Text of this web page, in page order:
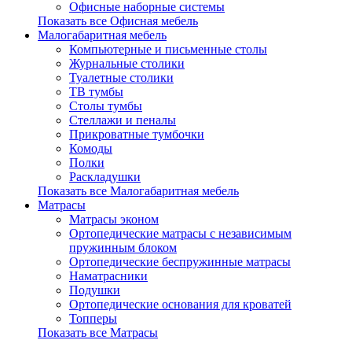
Офисные наборные системы
Показать все Офисная мебель
Малогабаритная мебель
Компьютерные и письменные столы
Журнальные столики
Туалетные столики
ТВ тумбы
Столы тумбы
Стеллажи и пеналы
Прикроватные тумбочки
Комоды
Полки
Раскладушки
Показать все Малогабаритная мебель
Матрасы
Матрасы эконом
Ортопедические матрасы с независимым
пружинным блоком
Ортопедические беспружинные матрасы
Наматрасники
Подушки
Ортопедические основания для кроватей
Топперы
Показать все Матрасы